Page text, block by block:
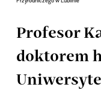
Profesor
doktorem